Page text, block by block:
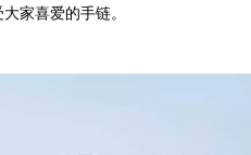
家喜爱的手链。